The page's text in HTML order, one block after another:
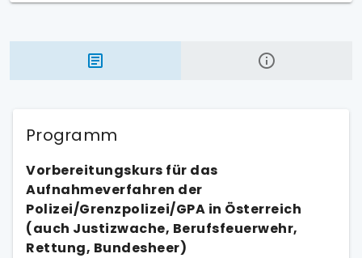
Programm
Vorbereitungskurs für das
Aufnahmeverfahren der
Polizei/Grenzpolizei/GPA in Österreich
(auch Justizwache, Berufsfeuerwehr,
Rettung, Bundesheer)